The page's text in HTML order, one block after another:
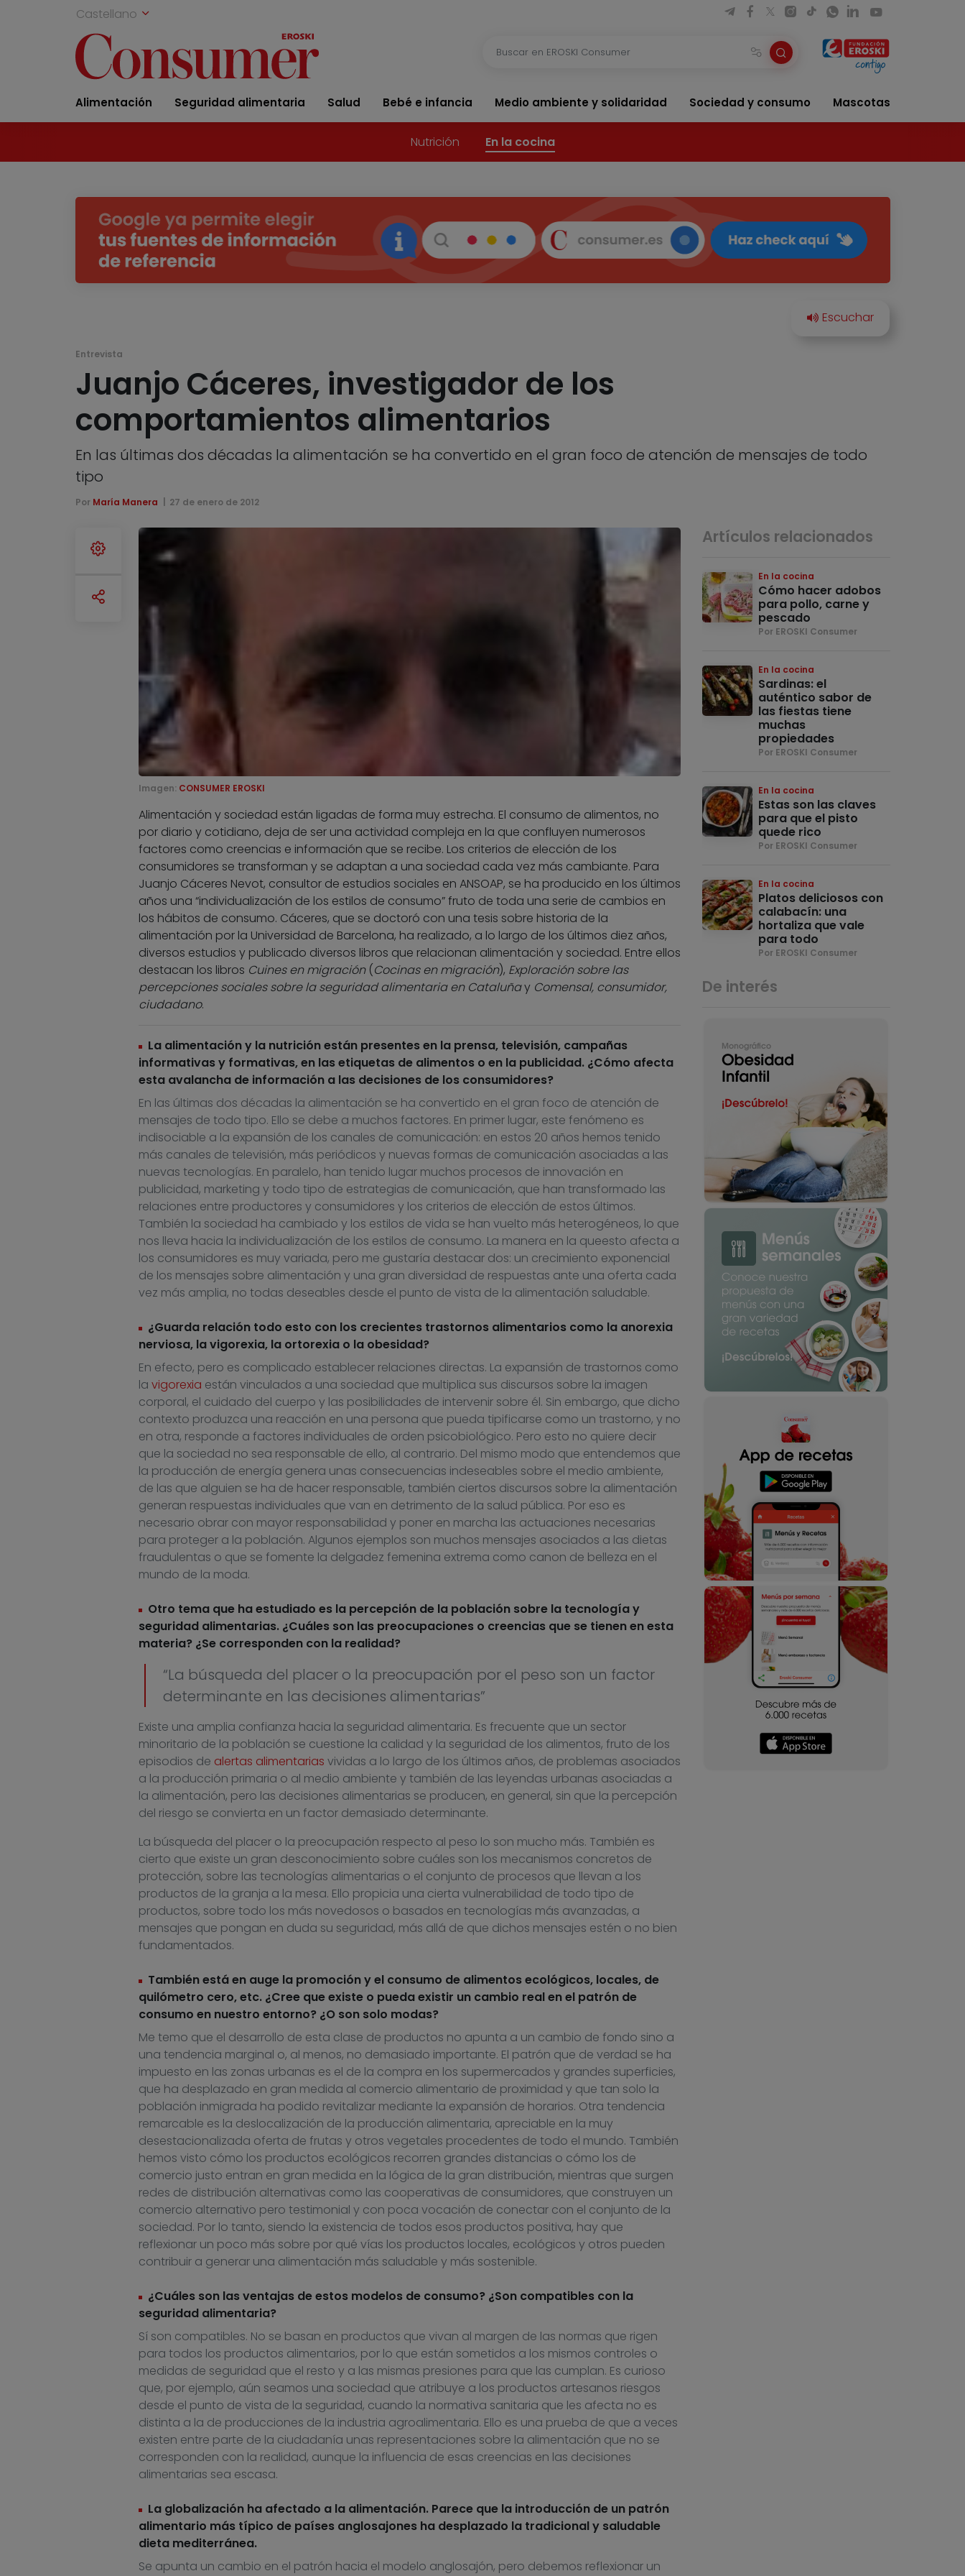
Castellano
Alimentación Seguridad alimentaria Salud Bebé e infancia Medio ambiente y solidaridad Sociedad y consumo Mascotas
Nutrición En la cocina
Entrevista
Juanjo Cáceres, investigador de los
comportamientos alimentarios
En las últimas dos décadas la alimentación se ha convertido en el gran foco de atención de mensajes de todo
tipo
Por María Manera 27 de enero de 2012
Imagen: CONSUMER EROSKI
Alimentación y sociedad están ligadas de forma muy estrecha. El consumo de alimentos, no
por diario y cotidiano, deja de ser una actividad compleja en la que confluyen numerosos
factores como creencias e información que se recibe. Los criterios de elección de los
consumidores se transforman y se adaptan a una sociedad cada vez más cambiante. Para
Juanjo Cáceres Nevot, consultor de estudios sociales en ANSOAP, se ha producido en los últimos
años una “individualización de los estilos de consumo” fruto de toda una serie de cambios en
los hábitos de consumo. Cáceres, que se doctoró con una tesis sobre historia de la
alimentación por la Universidad de Barcelona, ha realizado, a lo largo de los últimos diez años,
diversos estudios y publicado diversos libros que relacionan alimentación y sociedad. Entre ellos
destacan los libros Cuines en migración(Cocinas en migración), Exploración sobre las
percepciones sociales sobre la seguridad alimentaria en Cataluñay Comensal, consumidor,
ciudadano.
La alimentación y la nutrición están presentes en la prensa, televisión, campañas
informativas y formativas, en las etiquetas de alimentos o en la publicidad. ¿Cómo afecta
esta avalancha de información a las decisiones de los consumidores?
En las últimas dos décadas la alimentación se ha convertido en el gran foco de atención de
mensajes de todo tipo. Ello se debe a muchos factores. En primer lugar, este fenómeno es
indisociable a la expansión de los canales de comunicación: en estos 20 años hemos tenido
más canales de televisión, más periódicos y nuevas formas de comunicación asociadas a las
nuevas tecnologías. En paralelo, han tenido lugar muchos procesos de innovación en
publicidad, marketing y todo tipo de estrategias de comunicación, que han transformado las
relaciones entre productores y consumidores y los criterios de elección de estos últimos.
También la sociedad ha cambiado y los estilos de vida se han vuelto más heterogéneos, lo que
nos lleva hacia la individualización de los estilos de consumo. La manera en la queesto afecta a
los consumidores es muy variada, pero me gustaría destacar dos: un crecimiento exponencial
de los mensajes sobre alimentación y una gran diversidad de respuestas ante una oferta cada
vez más amplia, no todas deseables desde el punto de vista de la alimentación saludable.
¿Guarda relación todo esto con los crecientes trastornos alimentarios como la anorexia
nerviosa, la vigorexia, la ortorexia o la obesidad?
En efecto, pero es complicado establecer relaciones directas. La expansión de trastornos como
la vigorexia están vinculados a una sociedad que multiplica sus discursos sobre la imagen
corporal, el cuidado del cuerpo y las posibilidades de intervenir sobre él. Sin embargo, que dicho
contexto produzca una reacción en una persona que pueda tipificarse como un trastorno, y no
en otra, responde a factores individuales de orden psicobiológico. Pero esto no quiere decir
que la sociedad no sea responsable de ello, al contrario. Del mismo modo que entendemos que
la producción de energía genera unas consecuencias indeseables sobre el medio ambiente,
de las que alguien se ha de hacer responsable, también ciertos discursos sobre la alimentación
generan respuestas individuales que van en detrimento de la salud pública. Por eso es
necesario obrar con mayor responsabilidad y poner en marcha las actuaciones necesarias
para proteger a la población. Algunos ejemplos son muchos mensajes asociados a las dietas
fraudulentas o que se fomente la delgadez femenina extrema como canon de belleza en el
mundo de la moda.
Otro tema que ha estudiado es la percepción de la población sobre la tecnología y
seguridad alimentarias. ¿Cuáles son las preocupaciones o creencias que se tienen en esta
materia? ¿Se corresponden con la realidad?
“La búsqueda del placer o la preocupación por el peso son un factor
determinante en las decisiones alimentarias”
Existe una amplia confianza hacia la seguridad alimentaria. Es frecuente que un sector
minoritario de la población se cuestione la calidad y la seguridad de los alimentos, fruto de los
episodios de alertas alimentarias vividas a lo largo de los últimos años, de problemas asociados
a la producción primaria o al medio ambiente y también de las leyendas urbanas asociadas a
la alimentación, pero las decisiones alimentarias se producen, en general, sin que la percepción
del riesgo se convierta en un factor demasiado determinante.
La búsqueda del placer o la preocupación respecto al peso lo son mucho más. También es
cierto que existe un gran desconocimiento sobre cuáles son los mecanismos concretos de
protección, sobre las tecnologías alimentarias o el conjunto de procesos que llevan a los
productos de la granja a la mesa. Ello propicia una cierta vulnerabilidad de todo tipo de
productos, sobre todo los más novedosos o basados en tecnologías más avanzadas, a
mensajes que pongan en duda su seguridad, más allá de que dichos mensajes estén o no bien
fundamentados.
También está en auge la promoción y el consumo de alimentos ecológicos, locales, de
quilómetro cero, etc. ¿Cree que existe o pueda existir un cambio real en el patrón de
consumo en nuestro entorno? ¿O son solo modas?
Me temo que el desarrollo de esta clase de productos no apunta a un cambio de fondo sino a
una tendencia marginal o, al menos, no demasiado importante. El patrón que de verdad se ha
impuesto en las zonas urbanas es el de la compra en los supermercados y grandes superficies,
que ha desplazado en gran medida al comercio alimentario de proximidad y que tan solo la
población inmigrada ha podido revitalizar mediante la expansión de horarios. Otra tendencia
remarcable es la deslocalización de la producción alimentaria, apreciable en la muy
desestacionalizada oferta de frutas y otros vegetales procedentes de todo el mundo. También
hemos visto cómo los productos ecológicos recorren grandes distancias o cómo los de
comercio justo entran en gran medida en la lógica de la gran distribución, mientras que surgen
redes de distribución alternativas como las cooperativas de consumidores, que construyen un
comercio alternativo pero testimonial y con poca vocación de conectar con el conjunto de la
sociedad. Por lo tanto, siendo la existencia de todos esos productos positiva, hay que
reflexionar un poco más sobre por qué vías los productos locales, ecológicos y otros pueden
contribuir a generar una alimentación más saludable y más sostenible.
¿Cuáles son las ventajas de estos modelos de consumo? ¿Son compatibles con la
seguridad alimentaria?
Sí son compatibles. No se basan en productos que vivan al margen de las normas que rigen
para todos los productos alimentarios, por lo que están sometidos a los mismos controles o
medidas de seguridad que el resto y a las mismas presiones para que las cumplan. Es curioso
que, por ejemplo, aún seamos una sociedad que atribuye a los productos artesanos riesgos
desde el punto de vista de la seguridad, cuando la normativa sanitaria que les afecta no es
distinta a la de producciones de la industria agroalimentaria. Ello es una prueba de que a veces
existen entre parte de la ciudadanía unas representaciones sobre la alimentación que no se
corresponden con la realidad, aunque la influencia de esas creencias en las decisiones
alimentarias sea escasa.
La globalización ha afectado a la alimentación. Parece que la introducción de un patrón
alimentario más típico de países anglosajones ha desplazado la tradicional y saludable
dieta mediterránea.
Se apunta un cambio en el patrón hacia el modelo anglosajón, pero debemos reflexionar un
Artículos relacionados
En la cocina
Cómo hacer adobos
para pollo, carne y
pescado
Por EROSKI Consumer
En la cocina
Sardinas: el
auténtico sabor de
las fiestas tiene
muchas
propiedades
Por EROSKI Consumer
En la cocina
Estas son las claves
para que el pisto
quede rico
Por EROSKI Consumer
En la cocina
Platos deliciosos con
calabacín: una
hortaliza que vale
para todo
Por EROSKI Consumer
De interés